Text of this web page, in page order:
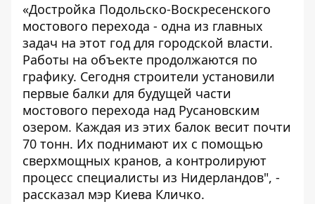
«Достройка Подольско-Воскресенского
мостового перехода - одна из главных
задач на этот год для городской власти.
Работы на объекте продолжаются по
графику. Сегодня строители установили
первые балки для будущей части
мостового перехода над Русановским
озером. Каждая из этих балок весит почти
70 тонн. Их поднимают их с помощью
сверхмощных кранов, а контролируют
процесс специалисты из Нидерландов", -
рассказал мэр Киева Кличко.